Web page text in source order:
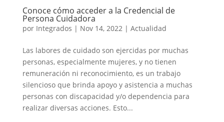
Conoce cómo acceder a la Credencial de
Persona Cuidadora
por Integrados | Nov 14, 2022| Actualidad
Las labores de cuidado son ejercidas por muchas
personas, especialmente mujeres, y no tienen
remuneración ni reconocimiento, es un trabajo
silencioso que brinda apoyo y asistencia a muchas
personas con discapacidad y/o dependencia para
realizar diversas acciones. Esto...